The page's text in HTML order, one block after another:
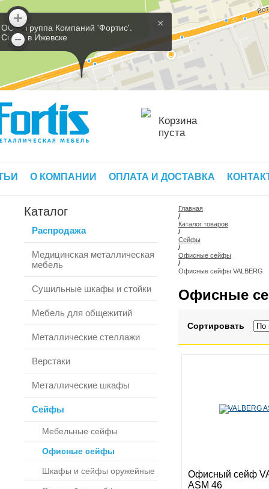
×
ООО 'Группа Компаний 'Фортис'.
Склад в Ижевске
Корзина
пуста
О КОМПАНИИ ОПЛАТА И ДОСТАВКА
Каталог
Распродажа
Медицинская металлическая
мебель
Сушильные шкафы и стойки
Мебель для общежитий
Металлические стеллажи
Верстаки
Металлические шкафы
Сейфы
Мебельные сейфы
Офисные сейфы
Шкафы и сейфы оружейные
Главная
/
Каталог товаров
/
Сейфы
/
Офисные сейфы
/
Офисные сейфы VALBERG
Офисные
Сортировать
Офисный сейф
ASM 46